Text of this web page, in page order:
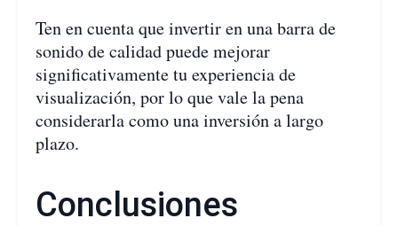
Ten en cuenta que invertir en una barra de
sonido de calidad puede mejorar
significativamente tu experiencia de
visualización, por lo que vale la pena
considerarla como una inversión a largo
plazo.
Conclusiones